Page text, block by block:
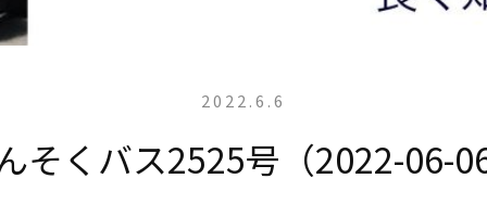
2022.6.6
そくバス2525号（2022-06-